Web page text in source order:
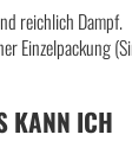
reichlich Dampf.
Einzelpackung
KANN ICH